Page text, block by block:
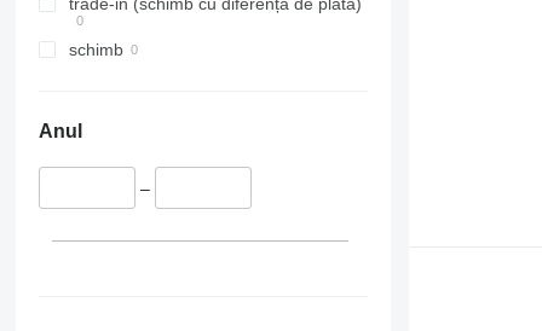
VNL
trade-in (schimb cu diferență de plată)
schimb
Anul
–